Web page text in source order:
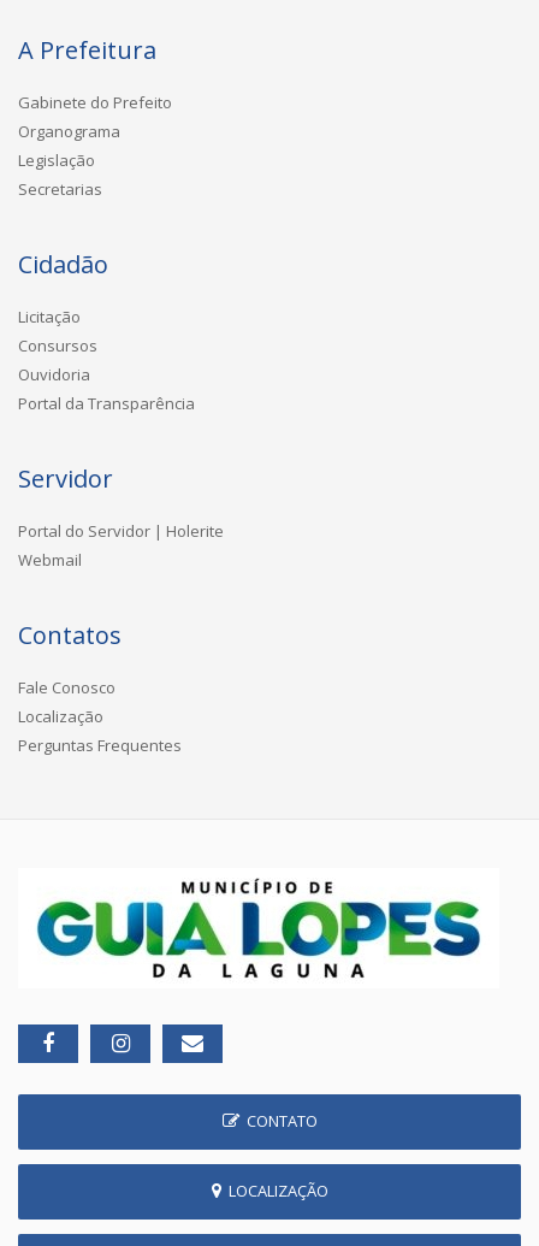
A Prefeitura
Gabinete do Prefeito
Organograma
Legislação
Secretarias
Cidadão
Licitação
Consursos
Ouvidoria
Portal da Transparência
Servidor
Portal do Servidor | Holerite
Webmail
Contatos
Fale Conosco
Localização
Perguntas Frequentes
CONTATO
LOCALIZAÇÃO